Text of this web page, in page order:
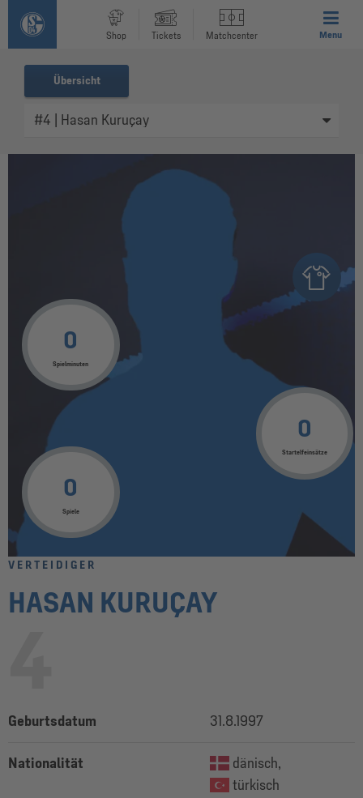
Shop Tickets Matchcenter Menu
Übersicht
0
Spielminuten
0
Spiele
0
Startelfeinsätze
VERTEIDIGER
HASAN KURUÇAY
Geburtsdatum 31.8.1997
Nationalität
dänisch,
türkisch